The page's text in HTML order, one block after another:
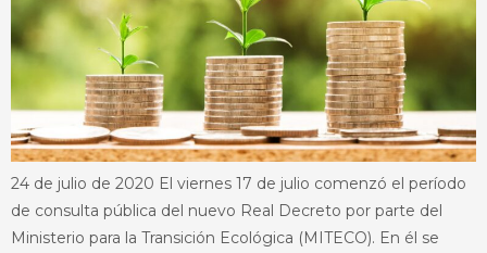
24 de julio de 2020 El viernes 17 de julio comenzó el período
de consulta pública del nuevo Real Decreto por parte del
Ministerio para la Transición Ecológica (MITECO). En él se